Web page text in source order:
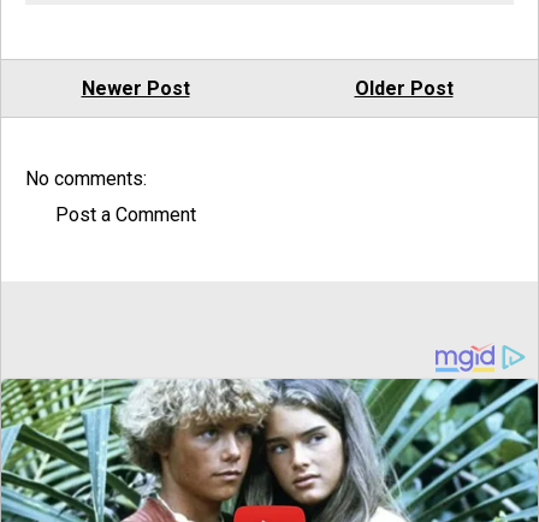
Newer Post Older Post
No comments:
Post a Comment